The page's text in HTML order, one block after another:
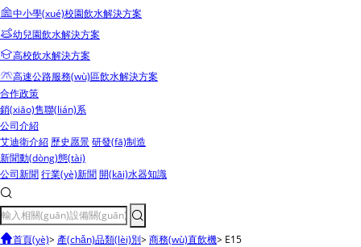
中小學(xué)校園飲水解決方案
幼兒園飲水解決方案
高校飲水解決方案
高速公路服務(wù)區飲水解決方案
合作政策
銷(xiāo)售聯(lián)系
公司介紹
艾迪衛介紹 歷史愿景研發(fā)制造
新聞動(dòng)態(tài)
公司新聞行業(yè)新聞開(kāi)水器知識
首頁(yè)> 產(chǎn)品類(lèi)別> 商務(wù)直飲機> E15